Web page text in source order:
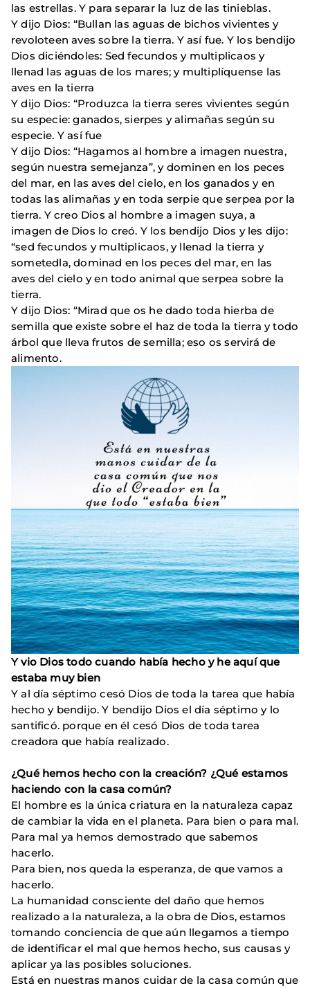
las estrellas. Y para separar la luz de las tinieblas.
Y dijo Dios: “Bullan las aguas de bichos vivientes y
revoloteen aves sobre la tierra. Y así fue. Y los bendijo
Dios diciéndoles: Sed fecundos y multiplicaos y
llenad las aguas de los mares; y multiplíquense las
aves en la tierra
Y dijo Dios: “Produzca la tierra seres vivientes según
su especie: ganados, sierpes y alimañas según su
especie. Y así fue
Y dijo Dios: “Hagamos al hombre a imagen nuestra,
según nuestra semejanza”, y dominen en los peces
del mar, en las aves del cielo, en los ganados y en
todas las alimañas y en toda serpie que serpea por la
tierra. Y creo Dios al hombre a imagen suya, a
imagen de Dios lo creó. Y los bendijo Dios y les dijo:
“sed fecundos y multiplicaos, y llenad la tierra y
sometedla, dominad en los peces del mar, en las
aves del cielo y en todo animal que serpea sobre la
tierra.
Y dijo Dios: “Mirad que os he dado toda hierba de
semilla que existe sobre el haz de toda la tierra y todo
árbol que lleva frutos de semilla; eso os servirá de
alimento.
Y vio Dios todo cuando había hecho y he aquí que
estaba muy bien
Y al día séptimo cesó Dios de toda la tarea que había
hecho y bendijo. Y bendijo Dios el día séptimo y lo
santificó. porque en él cesó Dios de toda tarea
creadora que había realizado.
¿Qué hemos hecho con la creación? ¿Qué estamos
haciendo con la casa común?
El hombre es la única criatura en la naturaleza capaz
de cambiar la vida en el planeta. Para bien o para mal.
Para mal ya hemos demostrado que sabemos
hacerlo.
Para bien, nos queda la esperanza, de que vamos a
hacerlo.
La humanidad consciente del daño que hemos
realizado a la naturaleza, a la obra de Dios, estamos
tomando conciencia de que aún llegamos a tiempo
de identificar el mal que hemos hecho, sus causas y
aplicar ya las posibles soluciones.
Está en nuestras manos cuidar de la casa común que